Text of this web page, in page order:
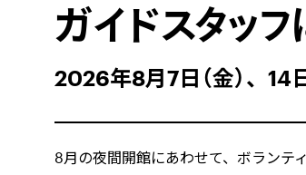
ガイドスタッフ
2026年8月7日（金）、14
8月の夜間開館にあわせて、ボランテ